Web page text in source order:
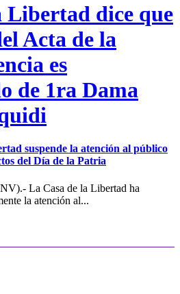
Libertad dice que
Acta de la
es
de 1ra Dama
suspende la atención al público
del Día de la Patria
La Casa de la Libertad ha
la atención al...